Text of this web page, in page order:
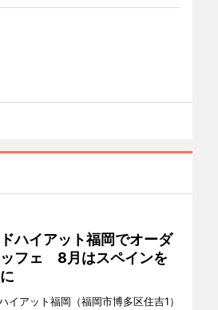
ハイアット福岡でオーダ
フェ 8月はスペインを
イアット福岡（福岡市博多区住吉1）